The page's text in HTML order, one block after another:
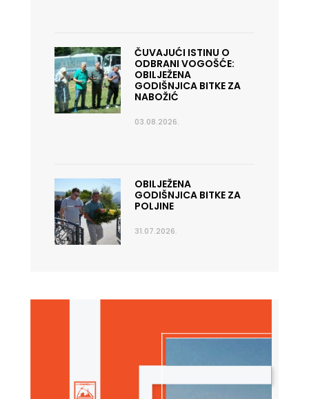
ČUVAJUĆI ISTINU O
ODBRANI VOGOŠĆE:
OBILJEŽENA
GODIŠNJICA BITKE ZA
NABOŽIĆ
03.08.2026.
OBILJEŽENA
GODIŠNJICA BITKE ZA
POLJINE
31.07.2026.